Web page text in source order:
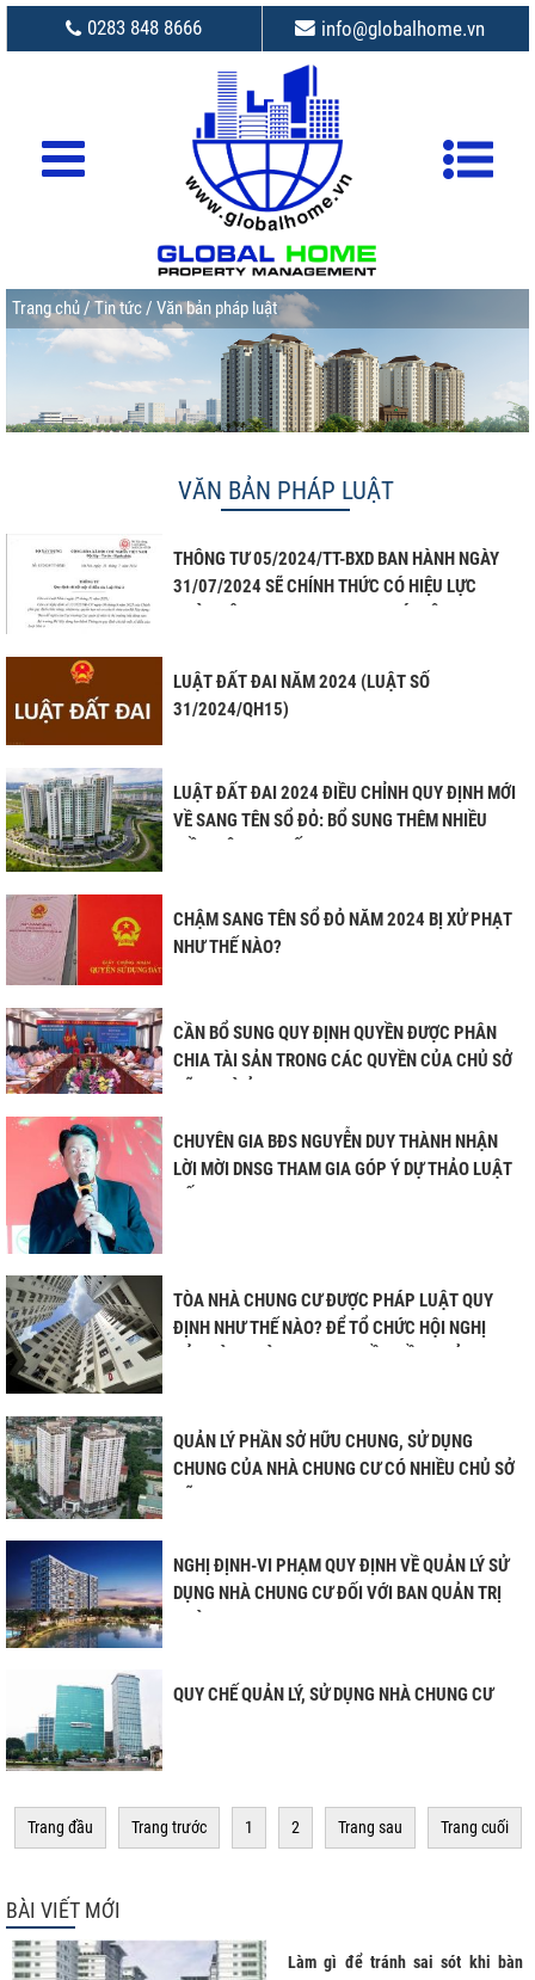
0283 848 8666 info@globalhome.vn
NỘI
TÀU
Trang chủ/Tin tức/ Văn bản pháp luật
VĂN BẢN PHÁP LUẬT
THÔNG TƯ 05/2024/TT-BXD BAN HÀNH NGÀY
31/07/2024 SẼ CHÍNH THỨC CÓ HIỆU LỰC
LUẬT ĐẤT ĐAI NĂM 2024 (LUẬT SỐ
31/2024/QH15)
LUẬT ĐẤT ĐAI 2024 ĐIỀU CHỈNH QUY ĐỊNH MỚI
VỀ SANG TÊN SỔ ĐỎ: BỔ SUNG THÊM NHIỀU
CHẬM SANG TÊN SỔ ĐỎ NĂM 2024 BỊ XỬ PHẠT
NHƯ THẾ NÀO?
CẦN BỔ SUNG QUY ĐỊNH QUYỀN ĐƯỢC PHÂN
CHIA TÀI SẢN TRONG CÁC QUYỀN CỦA CHỦ SỞ
CHUYÊN GIA BĐS NGUYỄN DUY THÀNH NHẬN
LỜI MỜI DNSG THAM GIA GÓP Ý DỰ THẢO LUẬT
TÒA NHÀ CHUNG CƯ ĐƯỢC PHÁP LUẬT QUY
ĐỊNH NHƯ THẾ NÀO? ĐỂ TỔ CHỨC HỘI NGHỊ
QUẢN LÝ PHẦN SỞ HỮU CHUNG, SỬ DỤNG
CHUNG CỦA NHÀ CHUNG CƯ CÓ NHIỀU CHỦ SỞ
NGHỊ ĐỊNH-VI PHẠM QUY ĐỊNH VỀ QUẢN LÝ SỬ
DỤNG NHÀ CHUNG CƯ ĐỐI VỚI BAN QUẢN TRỊ
QUY CHẾ QUẢN LÝ, SỬ DỤNG NHÀ CHUNG CƯ
Trang đầu Trang trước 1 2 Trang sau Trang cuối
BÀI VIẾT MỚI
Làm gì để tránh sai sót khi bàn